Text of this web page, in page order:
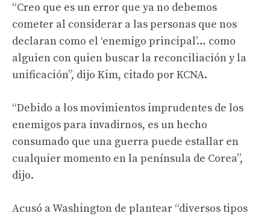
“Creo que es un error que ya no debemos
cometer al considerar a las personas que nos
declaran como el ‘enemigo principal’… como
alguien con quien buscar la reconciliación y la
unificación”, dijo Kim, citado por KCNA.
“Debido a los movimientos imprudentes de los
enemigos para invadirnos, es un hecho
consumado que una guerra puede estallar en
cualquier momento en la península de Corea”,
dijo.
Acusó a Washington de plantear “diversos tipos